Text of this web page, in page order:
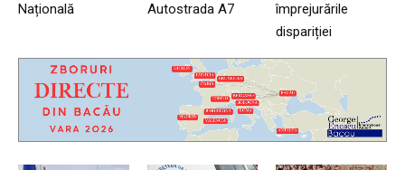
Națională
Autostrada A7
împrejurările
dispariției